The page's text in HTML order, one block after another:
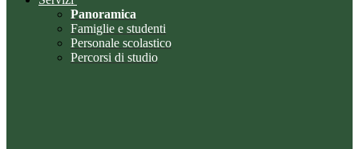
Panoramica
Famiglie e studenti
Personale scolastico
Percorsi di studio